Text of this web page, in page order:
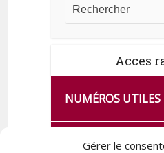
Gérer le
Acces
NUMÉROS UTILES
CA SE PASSE À